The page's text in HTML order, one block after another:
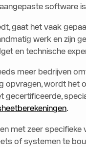
software
gaat het vaak
werk en zijn
en technische
meer bedrijven
opvragen, wordt het
gecertificeerde,
.
met zeer
of systemen te